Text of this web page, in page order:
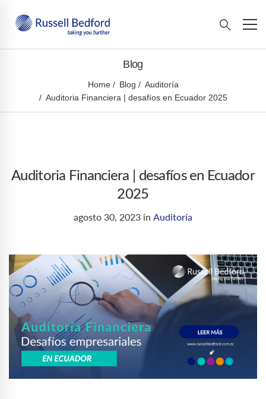
Blog
Home Blog
Auditoría
Auditoria Financiera | desafíos en Ecuador 2025
Auditoria Financiera | desafíos en Ecuador
2025
agosto 30, 2023 in Auditoría